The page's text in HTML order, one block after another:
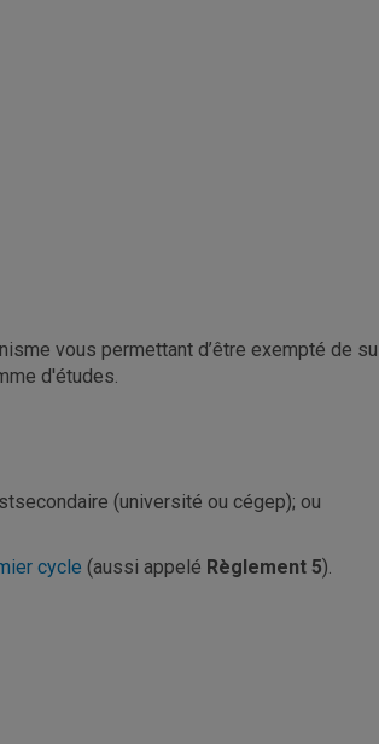
vous permettant d’être exempté de
d'études.
(université ou cégep); ou
cycle (aussi appelé Règlement 5).